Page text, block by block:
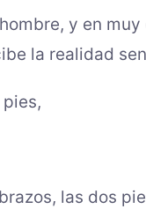
y en
la realidad
las dos